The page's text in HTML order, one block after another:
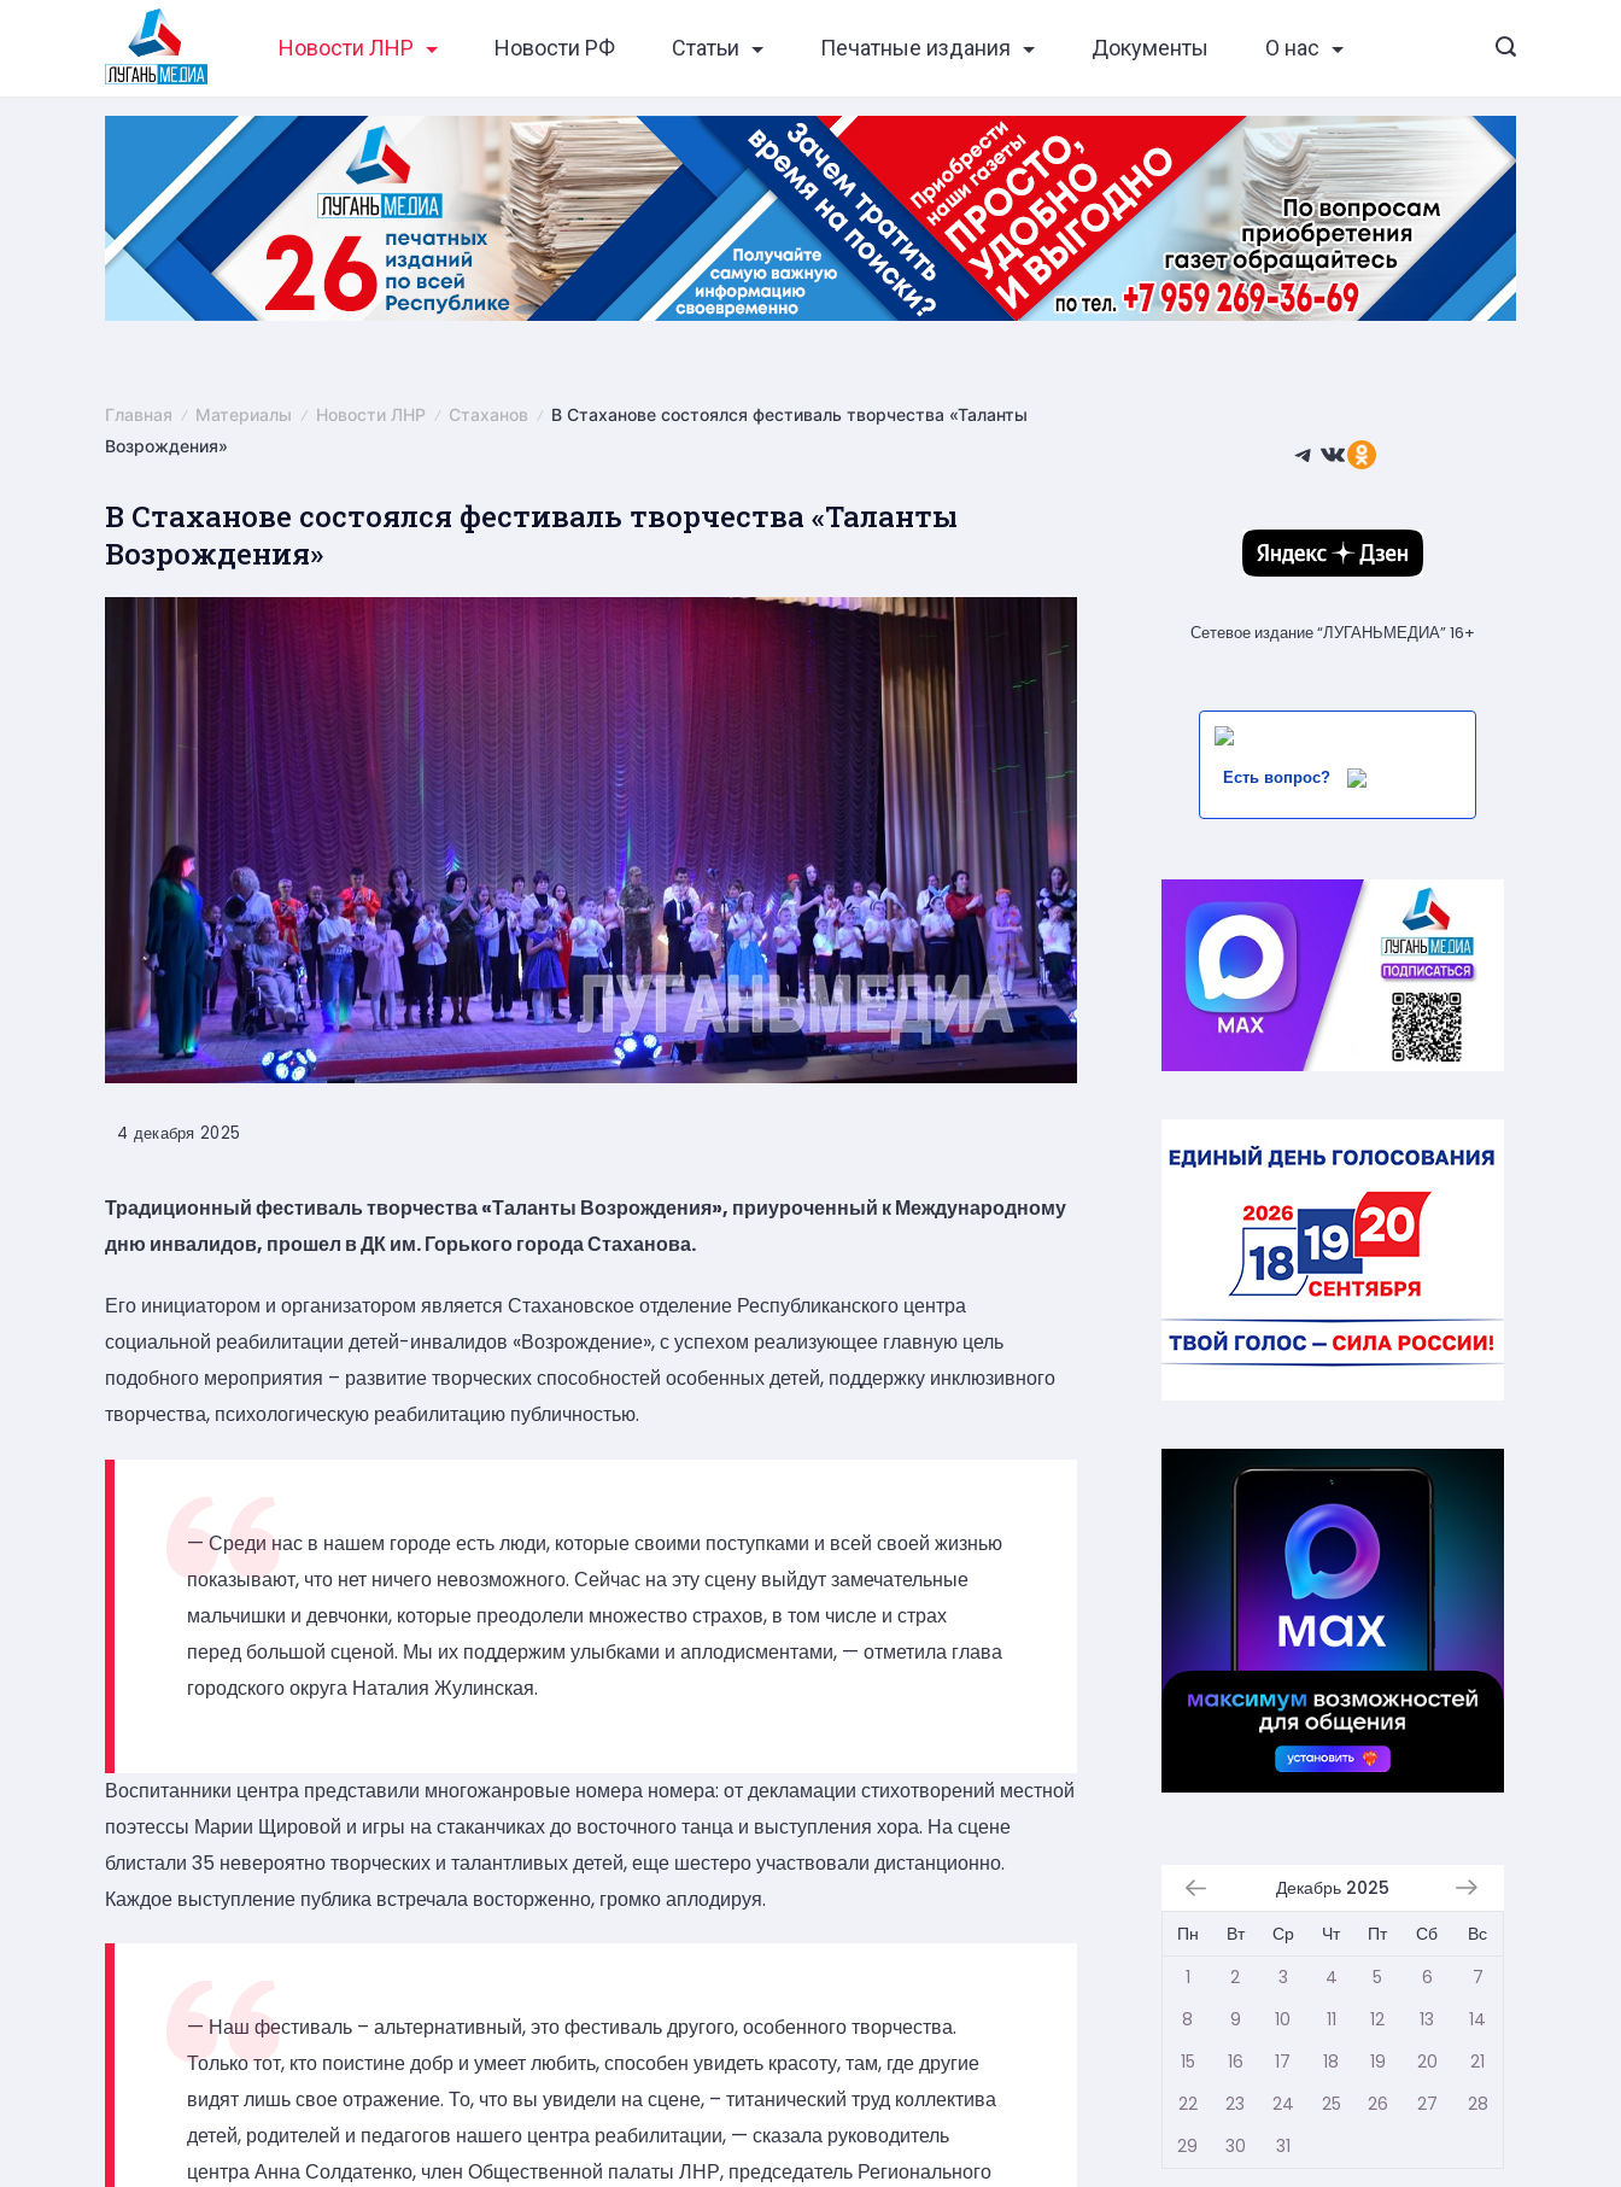
Новости ЛНР Новости РФ Статьи Печатные издания Документы О нас
Главная Материалы Новости ЛНР Стаханов
В Стаханове состоялся фестиваль творчества «Таланты
Возрождения»
В Стаханове состоялся фестиваль творчества «Таланты
Возрождения»
4 декабря 2025
Традиционный фестиваль творчества «Таланты Возрождения», приуроченный к Международному
дню инвалидов, прошел в ДК им. Горького города Стаханова.
Его инициатором и организатором является Стахановское отделение Республиканского центра
социальной реабилитации детей-инвалидов «Возрождение», с успехом реализующее главную цель
подобного мероприятия – развитие творческих способностей особенных детей, поддержку инклюзивного
творчества, психологическую реабилитацию публичностью.
— Среди нас в нашем городе есть люди, которые своими поступками и всей своей жизнью
показывают, что нет ничего невозможного. Сейчас на эту сцену выйдут замечательные
мальчишки и девчонки, которые преодолели множество страхов, в том числе и страх
перед большой сценой. Мы их поддержим улыбками и аплодисментами, — отметила глава
городского округа Наталия Жулинская.
Воспитанники центра представили многожанровые номера номера: от декламации стихотворений местной
поэтессы Марии Щировой и игры на стаканчиках до восточного танца и выступления хора. На сцене
блистали 35 невероятно творческих и талантливых детей, еще шестеро участвовали дистанционно.
Каждое выступление публика встречала восторженно, громко аплодируя.
— Наш фестиваль – альтернативный, это фестиваль другого, особенного творчества.
Только тот, кто поистине добр и умеет любить, способен увидеть красоту, там, где другие
видят лишь свое отражение. То, что вы увидели на сцене, – титанический труд коллектива
детей, родителей и педагогов нашего центра реабилитации, — сказала руководитель
центра Анна Солдатенко, член Общественной палаты ЛНР, председатель Регионального
Telegram
ВКонтакте
Ссылка
Сетевое издание “ЛУГАНЬМЕДИА” 16+
Есть вопрос?
Декабрь 2025
Пн
Вт Ср Чт Пт Сб
Вс
1
2 3 4 5 6
7
8
9 10 11 12 13
14
15
16 17 18 19 20
21
22
23 24 25 26 27
28
29
30 31